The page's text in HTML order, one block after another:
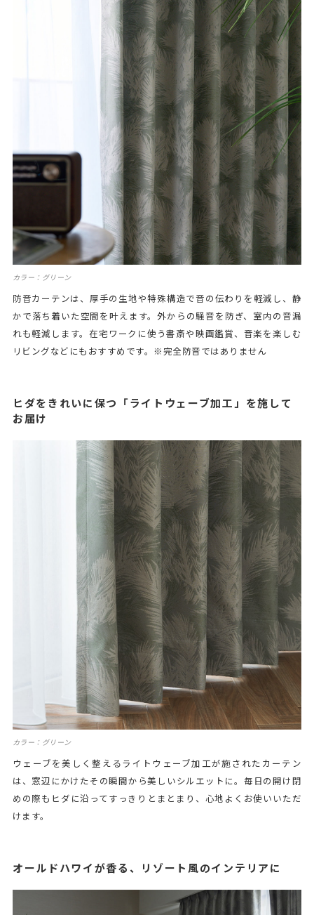
カラー：グリーン
防音カーテンは、厚手の生地や特殊構造で音の伝わりを軽減し、静
かで落ち着いた空間を叶えます。外からの騒音を防ぎ、室内の音漏
れも軽減します。在宅ワークに使う書斎や映画鑑賞、音楽を楽しむ
リビングなどにもおすすめです。※完全防音ではありません
ヒダをきれいに保つ「ライトウェーブ加工」を施して
お届け
カラー：グリーン
ウェーブを美しく整えるライトウェーブ加工が施されたカーテン
は、窓辺にかけたその瞬間から美しいシルエットに。毎日の開け閉
めの際もヒダに沿ってすっきりとまとまり、心地よくお使いいただ
けます。
オールドハワイが香る、リゾート風のインテリアに